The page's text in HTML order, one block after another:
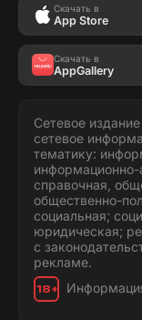
Скачать в
App Store
Скачать в
AppGallery
Сетевое
сетевое
тематику:
справочная,
общественно-
социальная;
юридическая;
с
рекламе.
18+